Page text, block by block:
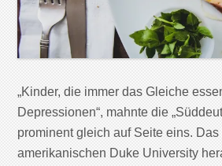
„Kinder, die immer das Gleiche
Depressionen“, mahnte die
prominent gleich auf Seite eins.
amerikanischen Duke University